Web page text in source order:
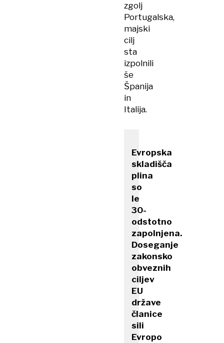
zgolj
Portugalska,
majski
cilj
sta
izpolnili
še
Španija
in
Italija.
Evropska
skladišča
plina
so
le
30-
odstotno
zapolnjena.
Doseganje
zakonsko
obveznih
ciljev
EU
države
članice
sili
Evropo